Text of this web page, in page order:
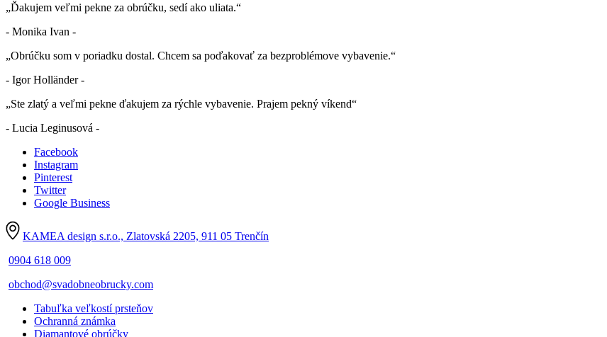
„Ďakujem veľmi pekne za obrúčku, sedí ako uliata.“
- Monika Ivan -
„Obrúčku som v poriadku dostal. Chcem sa poďakovať za bezproblémove vybavenie.“
- Igor Holländer -
„Ste zlatý a veľmi pekne ďakujem za rýchle vybavenie. Prajem pekný víkend“
- Lucia Leginusová -
Facebook
Instagram
Pinterest
Twitter
Google Business
KAMEA design s.r.o., Zlatovská 2205, 911 05 Trenčín
0904 618 009
obchod@svadobneobrucky.com
Tabuľka veľkostí prsteňov
Ochranná známka
Diamantové obrúčky